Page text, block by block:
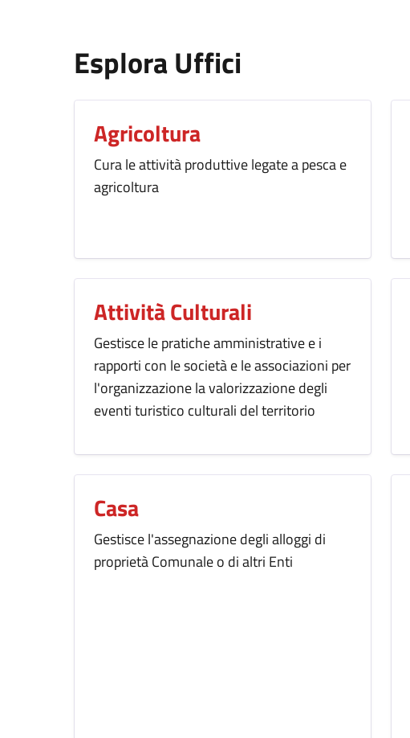
Esplora Uffici
Agricoltura
Cura le attività produttive legate a pesca e
agricoltura
Attività Culturali
Gestisce le pratiche amministrative e i
rapporti con le società e le associazioni per
l'organizzazione la valorizzazione degli
eventi turistico culturali del territorio
Casa
Gestisce l'assegnazione degli alloggi di
proprietà Comunale o di altri Enti